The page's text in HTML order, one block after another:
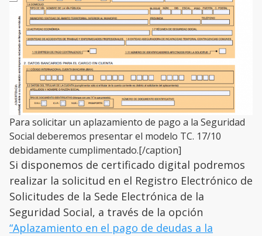
Para solicitar un aplazamiento de pago a la Seguridad
Social deberemos presentar el modelo TC. 17/10
debidamente cumplimentado.[/caption]
Si disponemos de certificado digital podremos
realizar la solicitud en el Registro Electrónico de
Solicitudes de la Sede Electrónica de la
Seguridad Social, a través de la opción
“Aplazamiento en el pago de deudas a la